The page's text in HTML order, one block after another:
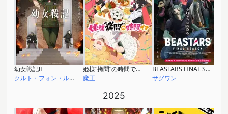
幼女戦記Ⅱ
クルト・フォン・ルーデルドルフ
姫様“拷問”の時間です 第2期
魔王
BEASTARS FINAL SEASON Part2
サグワン
2025